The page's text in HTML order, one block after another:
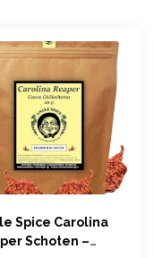
Spice Carolina
Schoten –